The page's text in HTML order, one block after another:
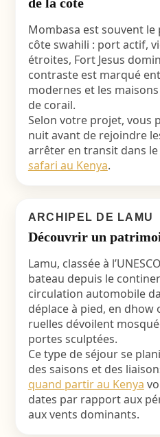
Mombasa est souvent
côte swahili : port actif,
étroites, Fort Jesus
contraste est marqué
modernes et les
de corail.
Selon votre projet, vous
nuit avant de rejoindre
arrêter en transit dans le
safari au Kenya.
ARCHIPEL DE LAMU
Découvrir un
Lamu, classée à
bateau depuis le
circulation automobile
déplace à pied, en dhow
ruelles dévoilent
portes sculptées.
Ce type de séjour se
des saisons et des
quand partir au Kenya
dates par rapport aux
aux vents dominants.